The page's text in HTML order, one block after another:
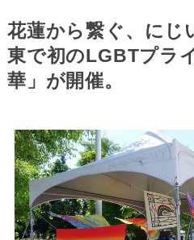
花蓮から繋ぐ、にじ
東で初のLGBTプラ
華」が開催。